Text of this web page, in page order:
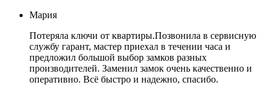
Мария
Потеряла ключи от квартиры.Позвонила в сервисную
службу гарант, мастер приехал в течении часа и
предложил большой выбор замков разных
производителей. Заменил замок очень качественно и
оперативно. Всё быстро и надежно, спасибо.